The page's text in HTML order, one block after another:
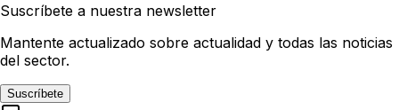
Suscríbete a nuestra newsletter
Mantente actualizado sobre actualidad y todas las noticias
del sector.
Suscríbete